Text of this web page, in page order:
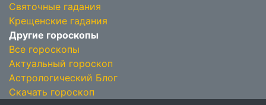
Святочные гадания
Крещенские гадания
Другие гороскопы
Все гороскопы
Актуальный гороскоп
Астрологический Блог
Скачать гороскоп